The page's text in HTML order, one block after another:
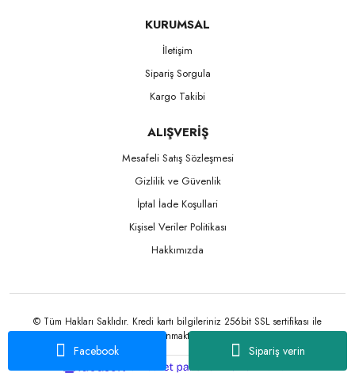
Facebook Sipariş verin
KURUMSAL
İletişim
Sipariş Sorgula
Kargo Takibi
ALIŞVERİŞ
Mesafeli Satış Sözleşmesi
Gizlilik ve Güvenlik
İptal İade Koşullari
Kişisel Veriler Politikası
Hakkımızda
© Tüm Hakları Saklıdır. Kredi kartı bilgileriniz 256bit SSL sertifikası ile
korunmaktadır.